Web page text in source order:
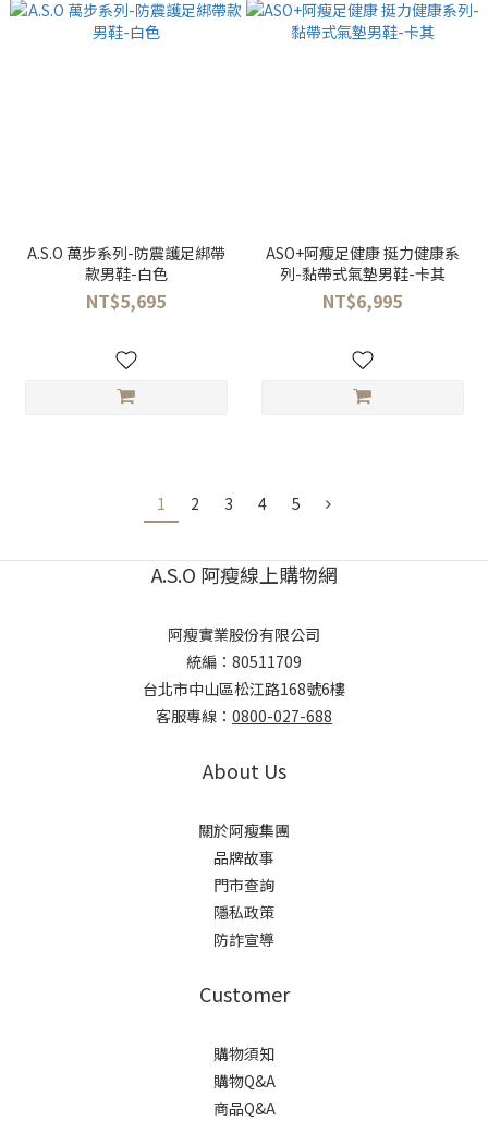
A.S.O 萬步系列-防震護足綁帶
款男鞋-白色
NT$5,695
ASO+阿瘦足健康 挺力健康系
列-黏帶式氣墊男鞋-卡其
NT$6,995
1 2 3 4 5
A.S.O 阿瘦線上購物網
阿瘦實業股份有限公司
統編：80511709
台北市中山區松江路168號6樓
客服專線： 0800-027-688
About Us
關於阿瘦集團
品牌故事
門市查詢
隱私政策
防詐宣導
Customer
購物須知
購物Q&A
商品Q&A